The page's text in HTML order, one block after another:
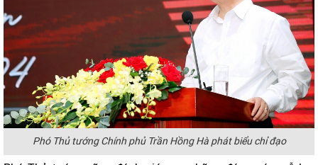
Phó Thủ tướng Chính phủ Trần Hồng Hà phát biểu chỉ đạo